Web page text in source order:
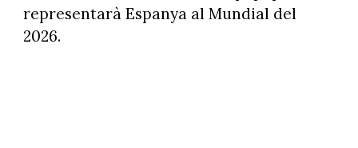
representarà Espanya al Mundial del
2026.